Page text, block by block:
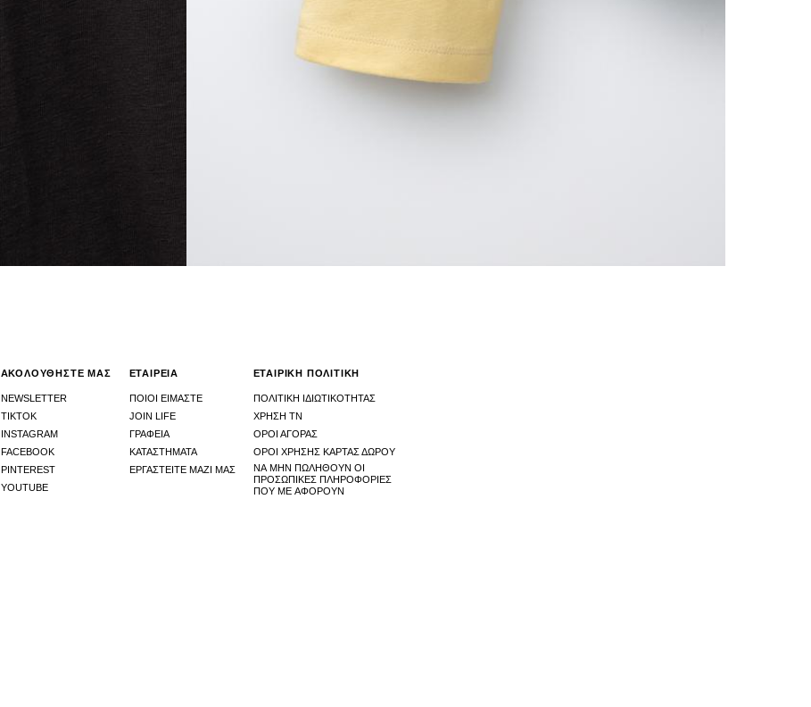
ΑΚΟΛΟΥΘΗΣΤΕ ΜΑΣ
NEWSLETTER
TIKTOK
INSTAGRAM
FACEBOOK
PINTEREST
YOUTUBE
ΕΤΑΙΡΕΙΑ
ΠΟΙΟΙ ΕΙΜΑΣΤΕ
JOIN LIFE
ΓΡΑΦΕΙΑ
ΚΑΤΑΣΤHΜΑΤΑ
ΕΡΓΑΣΤΕΙΤΕ ΜΑΖΙ ΜΑΣ
ΕΤΑΙΡΙΚΗ ΠΟΛΙΤΙΚΗ
ΠΟΛΙΤΙΚΗ ΙΔΙΩΤΙΚΟΤΗΤΑΣ
ΧΡΉΣΗ ΤΝ
ΟΡΟΙ ΑΓΟΡΑΣ
ΟΡΟΙ ΧΡΗΣΗΣ ΚΑΡΤΑΣ ΔΩΡΟΥ
ΝΑ ΜΗΝ ΠΩΛΗΘΟΎΝ ΟΙ
ΠΡΟΣΩΠΙΚΈΣ ΠΛΗΡΟΦΟΡΊΕΣ
ΠΟΥ ΜΕ ΑΦΟΡΟΎΝ